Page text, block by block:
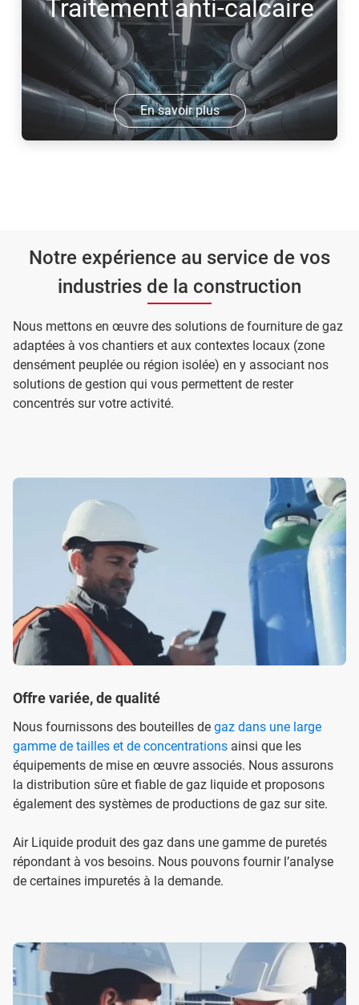
Traitement anti-calcaire
En savoir plus
Notre expérience au service de vos
industries de la construction
Nous mettons en œuvre des solutions de fourniture de gaz
adaptées à vos chantiers et aux contextes locaux (zone
densément peuplée ou région isolée) en y associant nos
solutions de gestion qui vous permettent de rester
concentrés sur votre activité.
Offre variée, de qualité
Nous fournissons des bouteilles de gaz dans une large
gamme de tailles et de concentrations ainsi que les
équipements de mise en œuvre associés. Nous assurons
la distribution sûre et fiable de gaz liquide et proposons
également des systèmes de productions de gaz sur site.
Air Liquide produit des gaz dans une gamme de puretés
répondant à vos besoins. Nous pouvons fournir l’analyse
de certaines impuretés à la demande.